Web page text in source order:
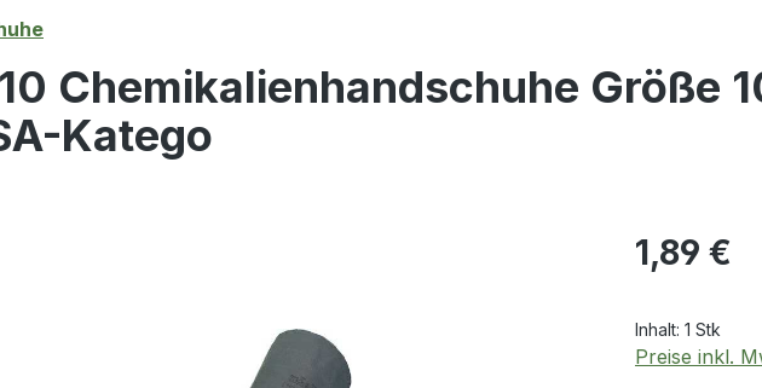
Chemikalienhandschuhe Größe
Katego
Regulärer
1,89 €
Inhalt: 1 Stk
Preise inkl.